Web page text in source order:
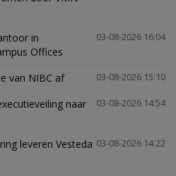
03-08-2026 16:04
in
Offices
03-08-2026 15:10
van NIBC af
03-08-2026 14:54
naar
03-08-2026 14:22
leveren Vesteda